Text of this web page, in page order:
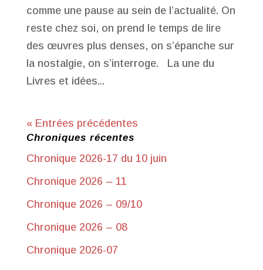
comme une pause au sein de l’actualité. On
reste chez soi, on prend le temps de lire
des œuvres plus denses, on s’épanche sur
la nostalgie, on s’interroge. La une du
Livres et idées...
« Entrées précédentes
Chroniques récentes
Chronique 2026-17 du 10 juin
Chronique 2026 – 11
Chronique 2026 – 09/10
Chronique 2026 – 08
Chronique 2026-07